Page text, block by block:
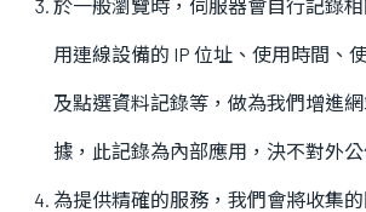
於一般瀏覽時，伺服器會自行記錄
用連線設備的 IP 位址、使用時間、
及點選資料記錄等，做為我們增進
據，此記錄為內部應用，決不對外公
為提供精確的服務，我們會將收集